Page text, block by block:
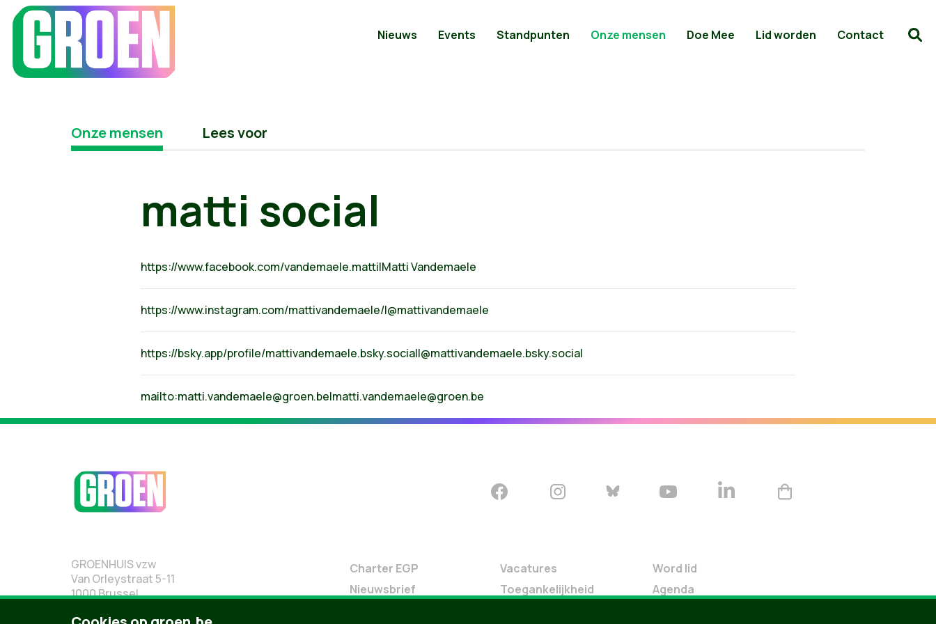
Nieuws Events Standpunten Onze mensen Doe Mee Lid worden Contact
Onze mensen Lees voor
matti social
https://www.facebook.com/vandemaele.matti|Matti Vandemaele
https://www.instagram.com/mattivandemaele/|@mattivandemaele
https://bsky.app/profile/mattivandemaele.bsky.social|@mattivandemaele.bsky.social
mailto:matti.vandemaele@groen.be|matti.vandemaele@groen.be
GROENHUIS vzw
Van Orleystraat 5-11
1000 Brussel
02 219 19 19
Charter EGP
Nieuwsbrief
Vacatures
Toegankelijkheid
Word lid
Agenda